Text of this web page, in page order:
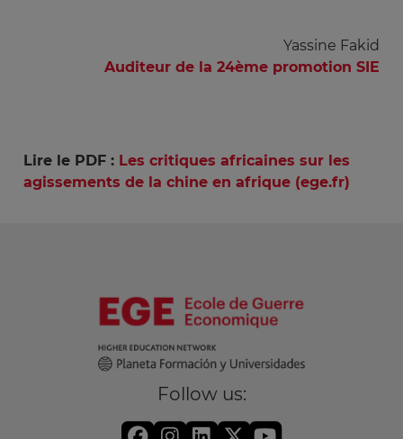
Yassine Fakid
Auditeur de la 24ème promotion SIE
Lire le PDF : Les critiques africaines sur les
agissements de la chine en afrique (ege.fr)
Follow us: